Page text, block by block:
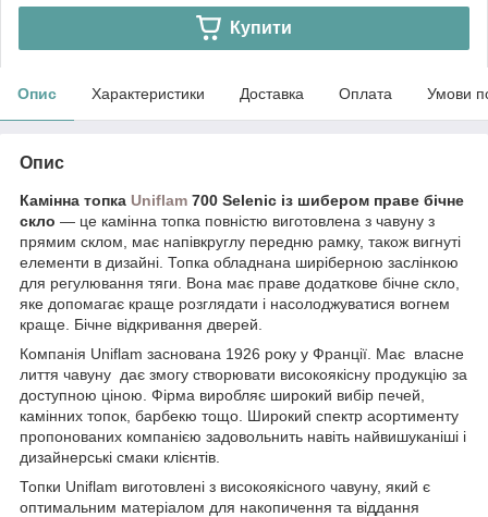
Купити
Опис Характеристики Доставка Оплата Умови
Опис
Камінна топка Uniflam 700 Selenic із шибером праве бічне
скло ― це камінна топка повністю виготовлена з чавуну з
прямим склом, має напівкруглу передню рамку, також вигнуті
елементи в дизайні. Топка обладнана ширіберною заслінкою
для регулювання тяги. Вона має праве додаткове бічне скло,
яке допомагає краще розглядати і насолоджуватися вогнем
краще. Бічне відкривання дверей.
Компанія Uniflam заснована 1926 року у Франції. Має власне
лиття чавуну дає змогу створювати високоякісну продукцію за
доступною ціною. Фірма виробляє широкий вибір печей,
камінних топок, барбекю тощо. Широкий спектр асортименту
пропонованих компанією задовольнить навіть найвишуканіші і
дизайнерські смаки клієнтів.
Топки Uniflam виготовлені з високоякісного чавуну, який є
оптимальним матеріалом для накопичення та віддання